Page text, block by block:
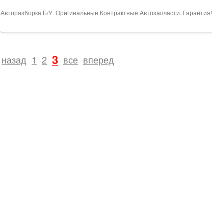
Авторазборка Б/У. Оригинальные Контрактные Автозапчасти. Гарантия!
назад 1 2 3 все вперед